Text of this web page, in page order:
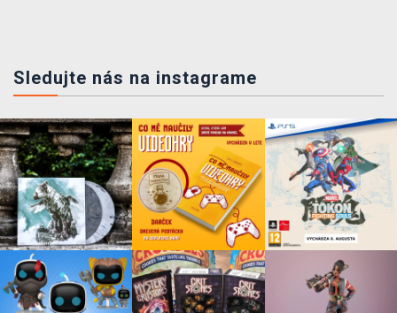
Sledujte nás na instagrame